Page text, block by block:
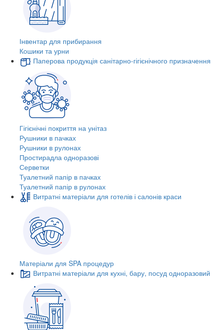
Інвентар для прибирання
Кошики та урни
Паперова продукція санітарно-гігієнічного призначення
Гігієнічні покриття на унітаз
Рушники в пачках
Рушники в рулонах
Простирадла одноразові
Серветки
Туалетний папір в пачках
Туалетний папір в рулонах
Витратні матеріали для готелів і салонів краси
Матеріали для SPA процедур
Витратні матеріали для кухні, бару, посуд одноразовий